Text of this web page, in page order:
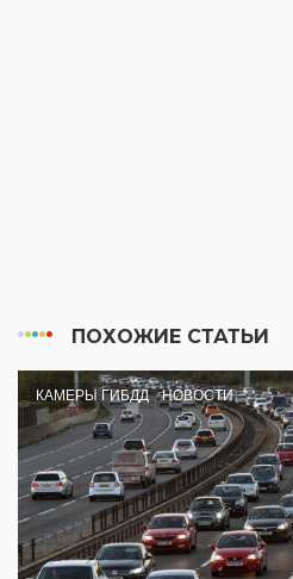
ПОХОЖИЕ СТАТЬИ
КАМЕРЫ ГИБДД НОВОСТИ